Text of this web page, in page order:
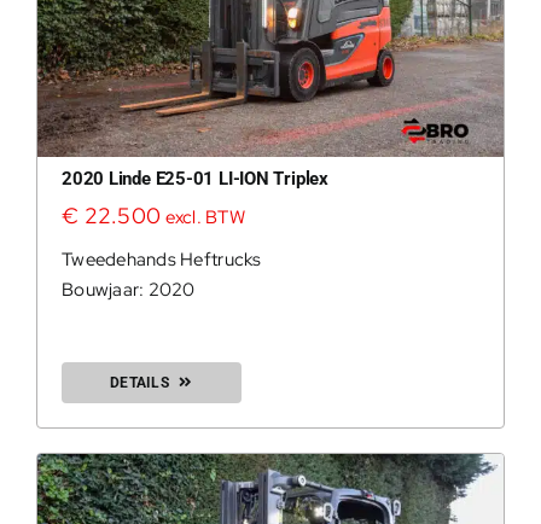
2020 Linde E25-01 LI-ION Triplex
€ 22.500 excl. BTW
Tweedehands Heftrucks
Bouwjaar: 2020
DETAILS